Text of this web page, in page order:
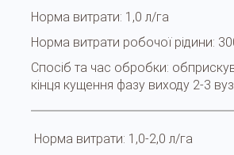
Норма витрати: 1,0 л/га
Норма витрати робочої рідини:
Спосіб та час обробки:
кінця кущення фазу виходу 2-3
Норма витрати: 1,0-2,0 л/га